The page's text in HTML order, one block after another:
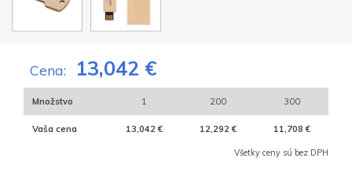
Cena: 13,042 €
Množstvo 1 200 300
Vaša cena 13,042 € 12,292 € 11,708 €
Všetky ceny sú bez DPH